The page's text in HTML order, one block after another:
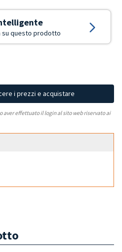
su questo prodotto
i prezzi e acquistare
aver effettuato il login al sito web riservato ai